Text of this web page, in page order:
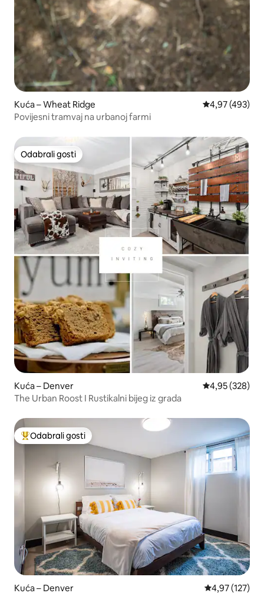
Kuća – Wheat Ridge Prosječna
4,97 (493)
Povijesni tramvaj na urbanoj farmi
Odabrali gosti
Odabrali gosti
Kuća – Denver Prosječna
4,95 (328)
The Urban Roost I Rustikalni bijeg iz grada
Među najviše rangiranima s oznakom „Odabrali gosti”
Odabrali gosti
Kuća – Denver Prosječna
4,97 (127)